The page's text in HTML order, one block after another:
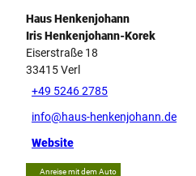
Haus Henkenjohann
Iris Henkenjohann-Korek
Eiserstraße 18
33415Verl
+49 5246 2785
info@haus-henkenjohann.de
Website
Anreise mit dem Auto